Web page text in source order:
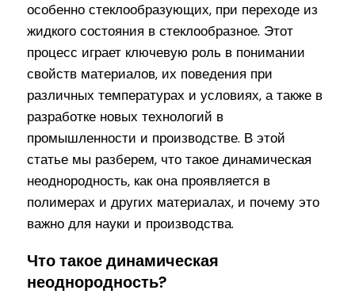
особенно стеклообразующих, при переходе из
жидкого состояния в стеклообразное. Этот
процесс играет ключевую роль в понимании
свойств материалов, их поведения при
различных температурах и условиях, а также в
разработке новых технологий в
промышленности и производстве. В этой
статье мы разберем, что такое динамическая
неоднородность, как она проявляется в
полимерах и других материалах, и почему это
важно для науки и производства.
Что такое динамическая
неоднородность?